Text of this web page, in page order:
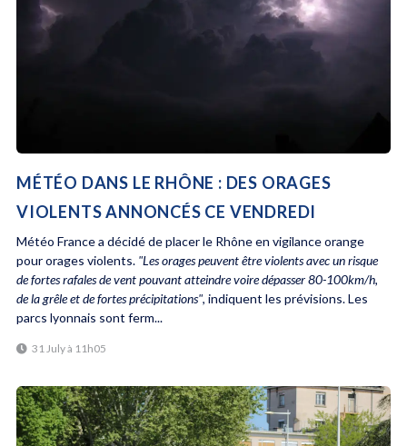
MÉTÉO DANS LE RHÔNE : DES ORAGES
VIOLENTS ANNONCÉS CE VENDREDI
Météo France a décidé de placer le Rhône en vigilance orange
pour orages violents. "Les orages peuvent être violents avec un risque
de fortes rafales de vent pouvant atteindre voire dépasser 80-100km/h,
de la grêle et de fortes précipitations", indiquent les prévisions. Les
parcs lyonnais sont ferm...
31 July à 11h05